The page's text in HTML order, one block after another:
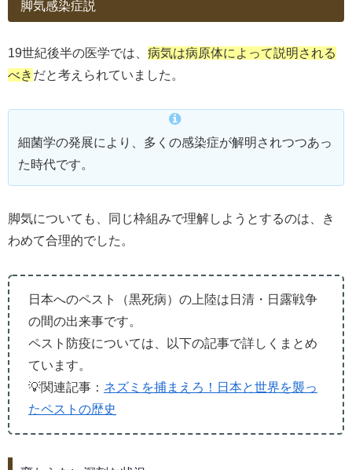
脚気感染症説
19世紀後半の医学では、 病気は病原体によって説明される
べき だと考えられていました。
細菌学の発展により、多くの感染症が解明されつつあっ
た時代です。
脚気についても、同じ枠組みで理解しようとするのは、き
わめて合理的でした。
日本へのペスト（黒死病）の上陸は日清・日露戦争
の間の出来事です。
ペスト防疫については、以下の記事で詳しくまとめ
ています。
💡関連記事： ネズミを捕まえろ！日本と世界を襲っ
たペストの歴史